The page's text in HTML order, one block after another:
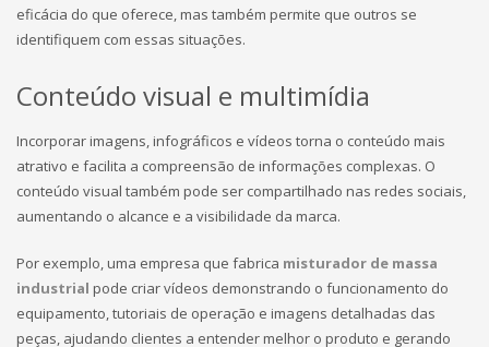
eficácia do que oferece, mas também permite que outros se
identifiquem com essas situações.
Conteúdo visual e multimídia
Incorporar imagens, infográficos e vídeos torna o conteúdo mais
atrativo e facilita a compreensão de informações complexas. O
conteúdo visual também pode ser compartilhado nas redes sociais,
aumentando o alcance e a visibilidade da marca.
Por exemplo, uma empresa que fabrica misturador de massa
industrial pode criar vídeos demonstrando o funcionamento do
equipamento, tutoriais de operação e imagens detalhadas das
peças, ajudando clientes a entender melhor o produto e gerando